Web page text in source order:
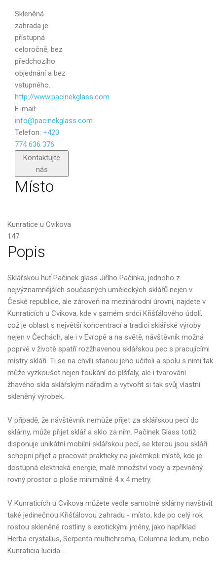
Skleněná
zahrada je
přístupná
celoročně, bez
předchozího
objednání a bez
vstupného.
http://www.pacinekglass.com
E-mail:
info@pacinekglass.com
Telefon: +420
774 636 376
Kontaktujte
nás
Zpráva
Poslat
Místo
Kunratice u Cvikova
147
Popis
Sklářskou huť Pačinek glass Jiřího Pačinka, jednoho z
nejvýznamnějších současných uměleckých sklářů nejen v
České republice, ale zároveň na mezinárodní úrovni, najdete v
Kunraticích u Cvikova, kde v samém srdci Křišťálového údolí,
což je oblast s největší koncentrací a tradicí sklářské výroby
nejen v Čechách, ale i v Evropě a na světě, návštěvník možná
poprvé v životě spatří rozžhavenou sklářskou pec s pracujícími
mistry skláři. Ti se na chvíli stanou jeho učiteli a spolu s nimi tak
může vyzkoušet nejen foukání do píšťaly, ale i tvarování
žhavého skla sklářským nářadím a vytvořit si tak svůj vlastní
skleněný výrobek.
V případě, že návštěvník nemůže přijet za sklářskou pecí do
sklárny, může přijet sklář a sklo za ním. Pačinek Glass totiž
disponuje unikátní mobilní sklářskou pecí, se kterou jsou skláři
schopni přijet a pracovat prakticky na jakémkoli místě, kde je
dostupná elektrická energie, malé množství vody a zpevněný
rovný prostor o ploše minimálně 4 x 4 metry.
V Kunraticích u Cvikova můžete vedle samotné sklárny navštívit
také jedinečnou Křišťálovou zahradu - místo, kde po celý rok
rostou skleněné rostliny s exotickými jmény, jako například
Herba crystallus, Serpenta multichroma, Columna ledum, nebo
Kunraticia lucida…